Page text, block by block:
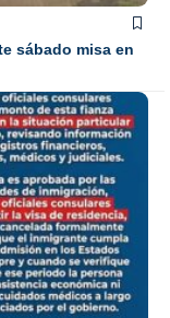
sábado misa en